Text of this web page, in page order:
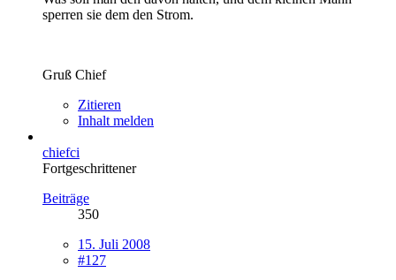
sperren sie dem den Strom.
Gruß Chief
Zitieren
Inhalt melden
chiefci
Fortgeschrittener
Beiträge
350
15. Juli 2008
#127